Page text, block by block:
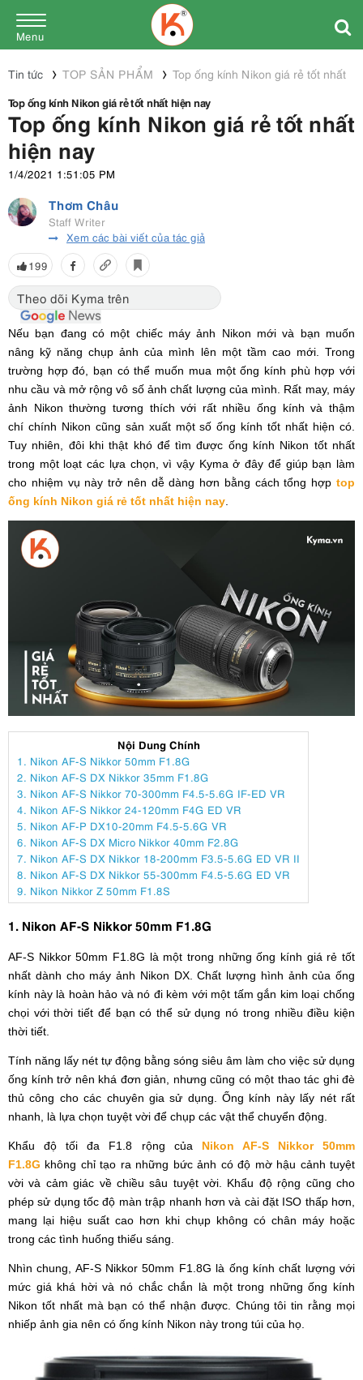
Menu
Tin tức TOP SẢN PHẨM
Top ống kính Nikon giá rẻ tốt nhất
Top ống kính Nikon giá rẻ tốt nhất hiện nay
Top ống kính Nikon giá rẻ tốt nhất
hiện nay
1/4/2021 1:51:05 PM
Thơm Châu
Staff Writer
Xem các bài viết của tác giả
199
Theo dõi Kyma trên
Nếu bạn đang có một chiếc máy ảnh Nikon mới và bạn muốn
nâng kỹ năng chụp ảnh của mình lên một tầm cao mới. Trong
trường hợp đó, bạn có thể muốn mua một ống kính phù hợp với
nhu cầu và mở rộng vô số ảnh chất lượng của mình. Rất may, máy
ảnh Nikon thường tương thích với rất nhiều ống kính và thậm
chí chính Nikon cũng sản xuất một số ống kính tốt nhất hiện có.
Tuy nhiên, đôi khi thật khó để tìm được ống kính Nikon tốt nhất
trong một loạt các lựa chọn, vì vậy Kyma ở đây để giúp bạn làm
cho nhiệm vụ này trở nên dễ dàng hơn bằng cách tổng hợp top
ống kính Nikon giá rẻ tốt nhất hiện nay
Nội Dung Chính
1. Nikon AF-S Nikkor 50mm F1.8G
2. Nikon AF-S DX Nikkor 35mm F1.8G
3. Nikon AF-S Nikkor 70-300mm F4.5-5.6G IF-ED VR
4. Nikon AF-S Nikkor 24-120mm F4G ED VR
5. Nikon AF-P DX10-20mm F4.5-5.6G VR
6. Nikon AF-S DX Micro Nikkor 40mm F2.8G
7. Nikon AF-S DX Nikkor 18-200mm F3.5-5.6G ED VR II
8. Nikon AF-S DX Nikkor 55-300mm F4.5-5.6G ED VR
9. Nikon Nikkor Z 50mm F1.8S
1. Nikon AF-S Nikkor 50mm F1.8G
AF-S Nikkor 50mm F1.8G là một trong những ống kính giá rẻ tốt
nhất dành cho máy ảnh Nikon DX. Chất lượng hình ảnh của ống
kính này là hoàn hảo và nó đi kèm với một tấm gắn kim loại chống
chọi với thời tiết để bạn có thể sử dụng nó trong nhiều điều kiện
thời tiết.
Tính năng lấy nét tự động bằng sóng siêu âm làm cho việc sử dụng
ống kính trở nên khá đơn giản, nhưng cũng có một thao tác ghi đè
thủ công cho các chuyên gia sử dụng. Ống kính này lấy nét rất
nhanh, là lựa chọn tuyệt vời để chụp các vật thể chuyển động.
Khẩu độ tối đa F1.8 rộng của Nikon AF-S Nikkor 50mm
F1.8G không chỉ tạo ra những bức ảnh có độ mờ hậu cảnh tuyệt
vời và cảm giác về chiều sâu tuyệt vời. Khẩu độ rộng cũng cho
phép sử dụng tốc độ màn trập nhanh hơn và cài đặt ISO thấp hơn,
mang lại hiệu suất cao hơn khi chụp không có chân máy hoặc
trong các tình huống thiếu sáng.
Nhìn chung, AF-S Nikkor 50mm F1.8G là ống kính chất lượng với
mức giá khá hời và nó chắc chắn là một trong những ống kính
Nikon tốt nhất mà bạn có thể nhận được. Chúng tôi tin rằng mọi
nhiếp ảnh gia nên có ống kính Nikon này trong túi của họ.